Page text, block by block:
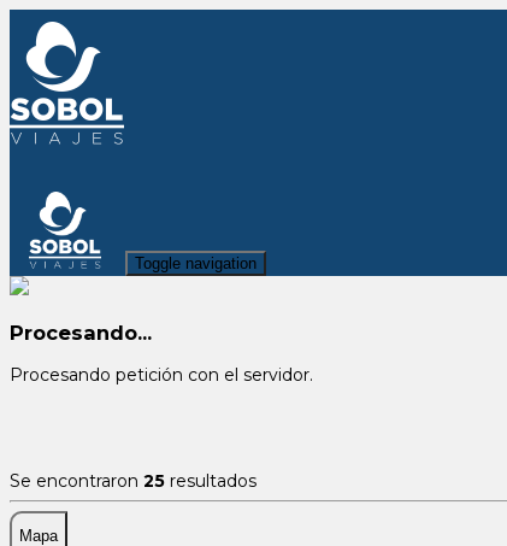
Toggle navigation
Procesando...
Procesando petición con el servidor.
Se encontraron 25 resultados
Mapa